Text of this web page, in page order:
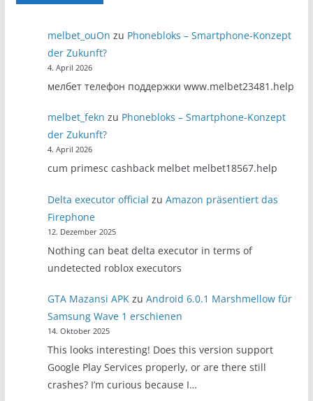
melbet_ouOn zu Phonebloks – Smartphone-Konzept
der Zukunft?
4. April 2026
мелбет телефон поддержки www.melbet23481.help
melbet_fekn zu Phonebloks – Smartphone-Konzept
der Zukunft?
4. April 2026
cum primesc cashback melbet melbet18567.help
Delta executor official zuAmazon präsentiert das
Firephone
12. Dezember 2025
Nothing can beat delta executor in terms of
undetected roblox executors
GTA Mazansi APK zuAndroid 6.0.1 Marshmellow für
Samsung Wave 1 erschienen
14. Oktober 2025
This looks interesting! Does this version support
Google Play Services properly, or are there still
crashes? I’m curious because I…